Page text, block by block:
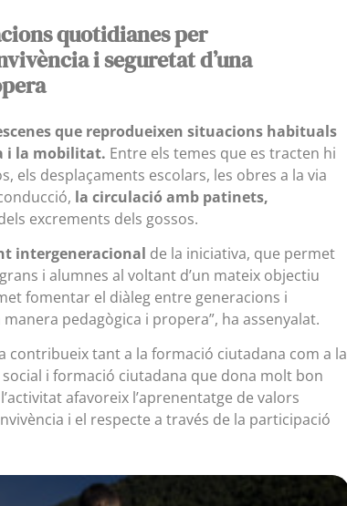
quotidianes per
i seguretat d’una
que reprodueixen situacions habituals
i la mobilitat. Entre els temes que es tracten hi
els desplaçaments escolars, les obres a la via
la circulació amb patinets,
excrements dels gossos.
intergeneracional de la iniciativa, que permet
i alumnes al voltant d’un mateix objectiu
fomentar el diàleg entre generacions i
pedagògica i propera”, ha assenyalat.
contribueix tant a la formació ciutadana com a la
social i formació ciutadana que dona molt bon
afavoreix l’aprenentatge de valors
i el respecte a través de la participació